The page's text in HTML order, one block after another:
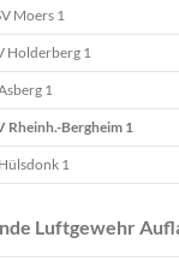
Moers 1
Holderberg 1
1
Rheinh.-Bergheim 1
1
Luftgewehr